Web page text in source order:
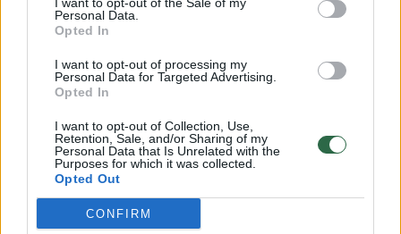
Personal Data.
Opted In
I want to opt-out of processing my
Personal Data for Targeted Advertising.
Opted In
I want to opt-out of Collection, Use,
Retention, Sale, and/or Sharing of my
Personal Data that Is Unrelated with the
Purposes for which it was collected.
Opted Out
CONFIRM
Beryl pasiekė Teksasą: siekiant apsaugoti degalinių
kolonėles – ėmėsi neįprasto būdo tą padaryti
Atogrąžų audra Beryl pasiekė JAV: pamatykite gamtos
stichijos talžomą Hiustoną
Pasaulis